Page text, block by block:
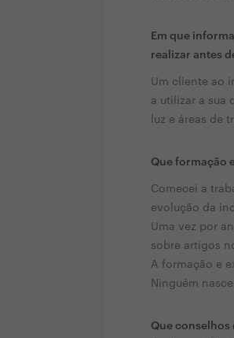
Em que
realizar antes
Um cliente ao
a utilizar a sua
luz e áreas de
Que formação
Comecei a
evolução da
Uma vez por
sobre artigos
A formação e
Ninguém
Que